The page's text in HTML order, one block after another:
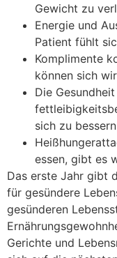
Gewicht zu
Energie und
Patient fühlt
Komplimente
können sich
Die
sich zu bessern
essen, gibt es
Das erste Jahr gibt
für gesündere
gesünderen
Gerichte und